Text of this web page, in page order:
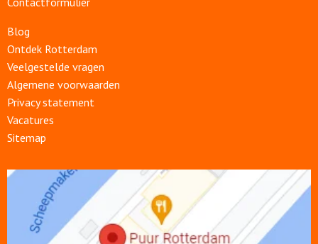
Blog
Ontdek Rotterdam
Veelgestelde vragen
Algemene voorwaarden
Privacy statement
Vacatures
Sitemap
Open